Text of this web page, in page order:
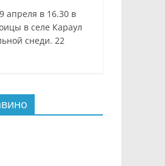
апреля в 16.30 в
в селе Караул
снеди. 22